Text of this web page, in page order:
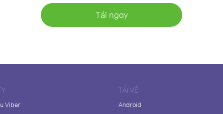
Tải ngay
Viber
TẢI VỀ
Android